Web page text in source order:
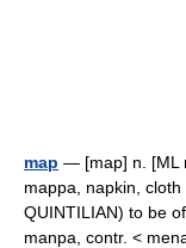
map — [map] n. [ML
mappa, napkin,
QUINTILIAN) to be
manpa, contr. <